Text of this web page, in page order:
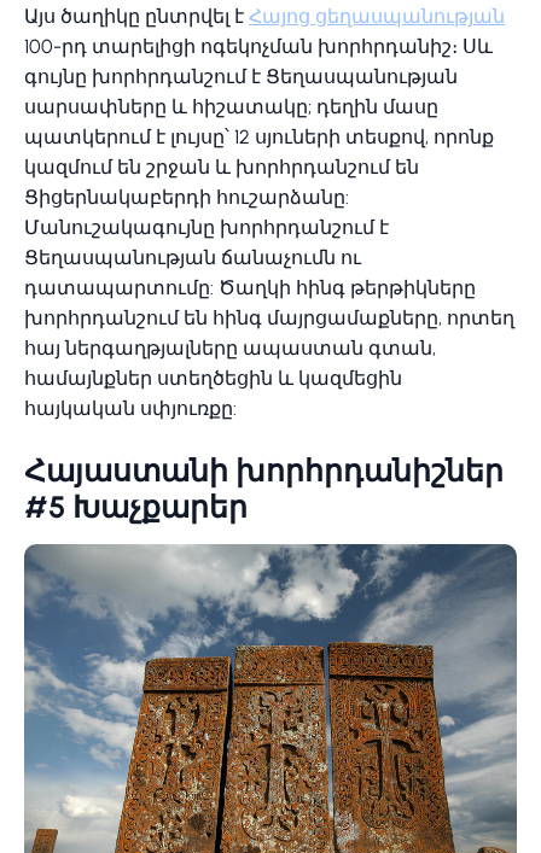
Այս ծաղիկը ընտրվել է Հայոց ցեղասպանության
100-րդ տարելիցի ոգեկոչման խորհրդանիշ։ Սև
գույնը խորհրդանշում է Ցեղասպանության
սարսափները և հիշատակը; դեղին մասը
պատկերում է լույսը՝ 12 սյուների տեսքով, որոնք
կազմում են շրջան և խորհրդանշում են
Ցիցերնակաբերդի հուշարձանը:
Մանուշակագույնը խորհրդանշում է
Ցեղասպանության ճանաչումն ու
դատապարտումը: Ծաղկի հինգ թերթիկները
խորհրդանշում են հինգ մայրցամաքները, որտեղ
հայ ներգաղթյալները ապաստան գտան,
համայնքներ ստեղծեցին և կազմեցին
հայկական սփյուռքը:
Հայաստանի խորհրդանիշներ
#5 Խաչքարեր